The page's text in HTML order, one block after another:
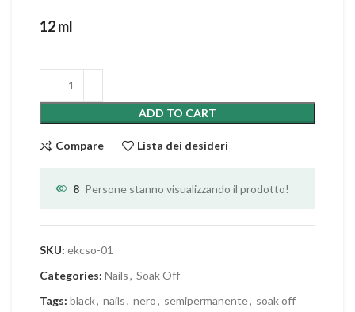
12 ml
ADD TO CART
Compare Lista dei desideri
8 Persone stanno visualizzando il prodotto!
SKU: ekcso-01
Categories: Nails, Soak Off
Tags: black, nails, nero, semipermanente, soak off